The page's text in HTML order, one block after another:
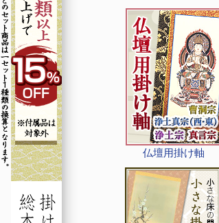
仏壇用掛け軸